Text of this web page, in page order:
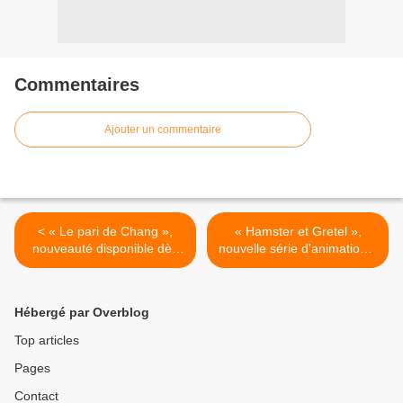
Commentaires
Ajouter un commentaire
< « Le pari de Chang »,
nouveauté disponible dès
ce vendredi sur Disney+
« Hamster et Gretel »,
nouvelle série d'animation à
découvrir dès demain sur
Hébergé par Overblog
Top articles
Pages
Contact